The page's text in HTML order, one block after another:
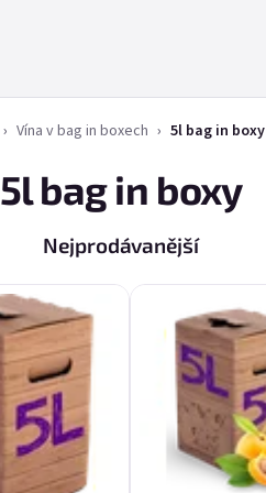
Vína v bag in boxech 5l bag in boxy
5l bag in boxy
Nejprodávanější